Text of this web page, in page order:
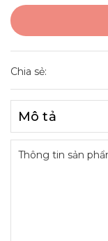
Chia sẻ:
Mô tả
Thông tin sản